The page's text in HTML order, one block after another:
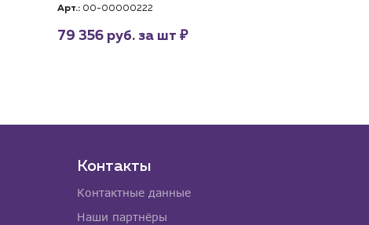
Арт.: 00-00000222
79 356 руб. за шт ₽
Контакты
Контактные данные
Наши партнёры